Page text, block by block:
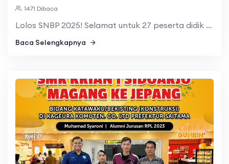
1471 Dibaca
Lolos SNBP 2025! Selamat untuk 27 peserta didik SMK Kria ...
Baca Selengkapnya